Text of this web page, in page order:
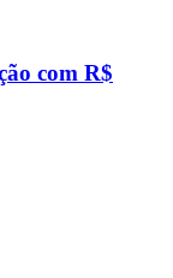
com R$